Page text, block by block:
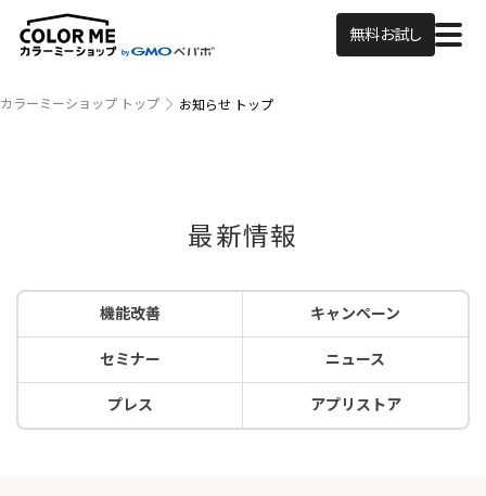
無料お試し
カラーミーショップ トップ お知らせ トップ
最新情報
機能改善 キャンペーン
セミナー ニュース
プレス アプリストア